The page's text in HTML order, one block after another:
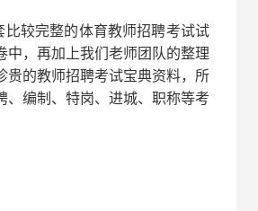
比较完整的体育教师招聘考试试
中， 再加上我们 老师 团队的整理
贵的教师招聘考试宝典资料，所
、编制、特岗、进城、职称等考